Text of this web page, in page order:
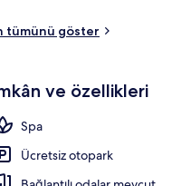
tümünü göster
ve özellikleri
Spa
Ücretsiz otopark